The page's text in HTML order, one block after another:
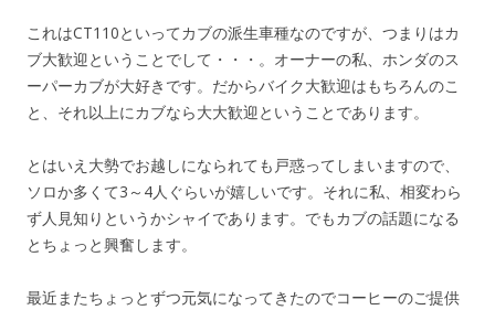
これはCT110といってカブの派生車種なのですが、つまりはカ
ブ大歓迎ということでして・・・。オーナーの私、ホンダのス
ーパーカブが大好きです。だからバイク大歓迎はもちろんのこ
と、それ以上にカブなら大大歓迎ということであります。
とはいえ大勢でお越しになられても戸惑ってしまいますので、
ソロか多くて3～4人ぐらいが嬉しいです。それに私、相変わら
ず人見知りというかシャイであります。でもカブの話題になる
とちょっと興奮します。
最近またちょっとずつ元気になってきたのでコーヒーのご提供